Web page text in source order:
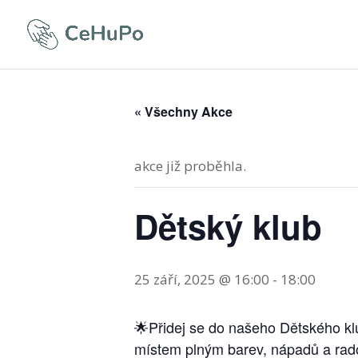
« Všechny Akce
akce již proběhla.
Dětský klub
25 září, 2025 @ 16:00 - 18:00
🌟Přidej se do našeho Dětského
místem plným barev, nápadů a